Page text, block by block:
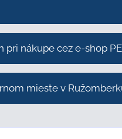
nákupe cez e-shop
mieste v